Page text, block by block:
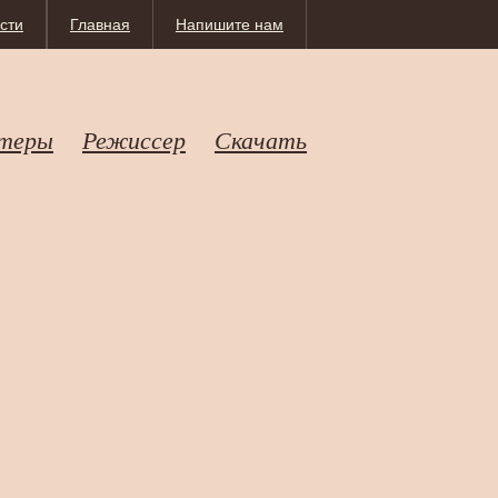
Напишите нам
Главная
Режиссер Скачать